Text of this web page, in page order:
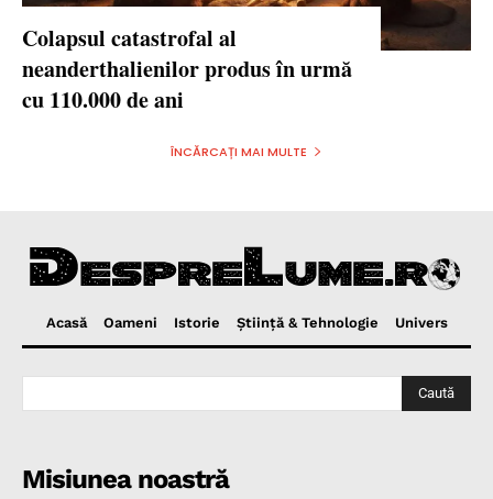
Colapsul catastrofal al
neanderthalienilor produs în urmă
cu 110.000 de ani
ÎNCĂRCAȚI MAI MULTE
Acasă Oameni Istorie Ştiinţă & Tehnologie Univers
Caută
Misiunea noastră